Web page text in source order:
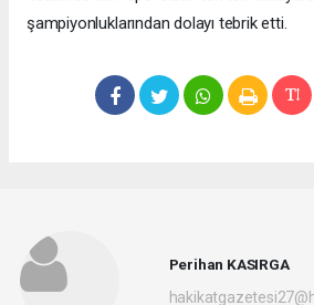
şampiyonluklarından dolayı tebrik etti.
Perihan KASIRGA